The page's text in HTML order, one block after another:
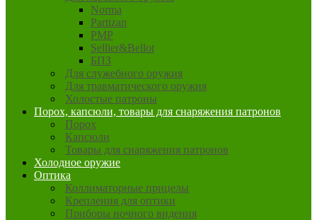
Norma
Partizan
PMP
Sellier&Bellot
БПЗ
Для служебного оружия
Для травматического оружия
Холостые патроны
Порох, капсюли, товары для снаряжения патронов
Порох
Капсюли
Товары для снаряжения патронов
Холодное оружие
Оптика
Коллиматорные прицелы
Крепления для оптики
Приборы ночного видения